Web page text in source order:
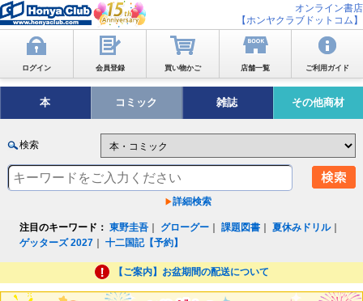
オンライン書店
【ホンヤクラブドットコム】
ログイン 会員登録 買い物かご 店舗一覧 ご利用ガイド
本 コミック 雑誌 その他商材
検索
詳細検索
注目のキーワード： 東野圭吾 グローグー ｜課題図書 ｜夏休みドリル｜
ゲッターズ 2027 ｜十二国記【予約】
【ご案内】お盆期間の配送について